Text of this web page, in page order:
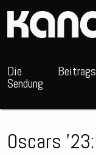
Die
Sendung
Oscars